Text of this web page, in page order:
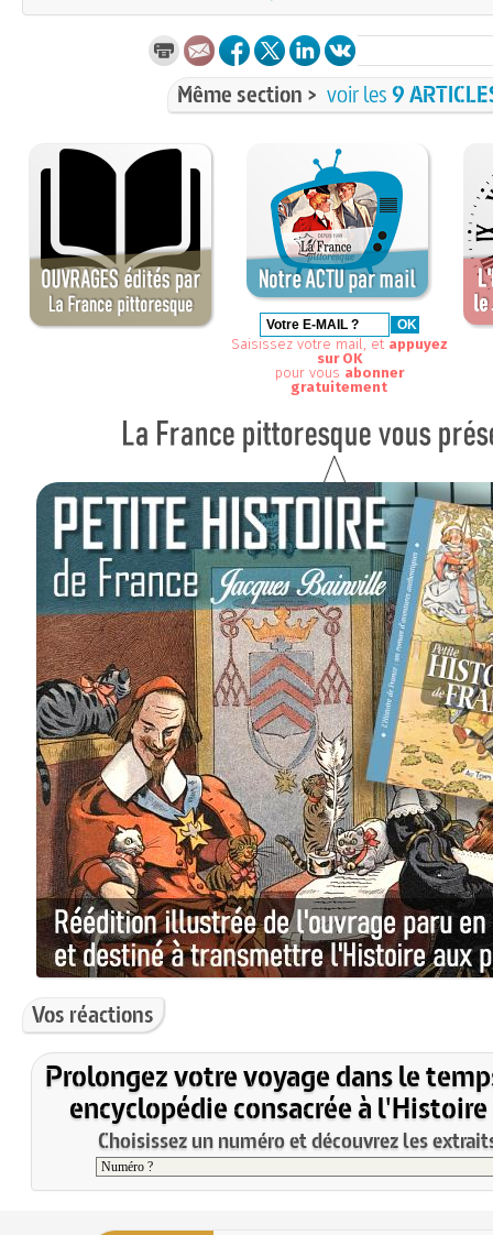
Même section > voir les9
Saisissez votre mail, et appuyez
sur OK
pour vous abonner
gratuitement
Vos réactions
Prolongez votre voyage dans le
encyclopédie consacrée à l'Histoire
Choisissez un numéro et découvrez les